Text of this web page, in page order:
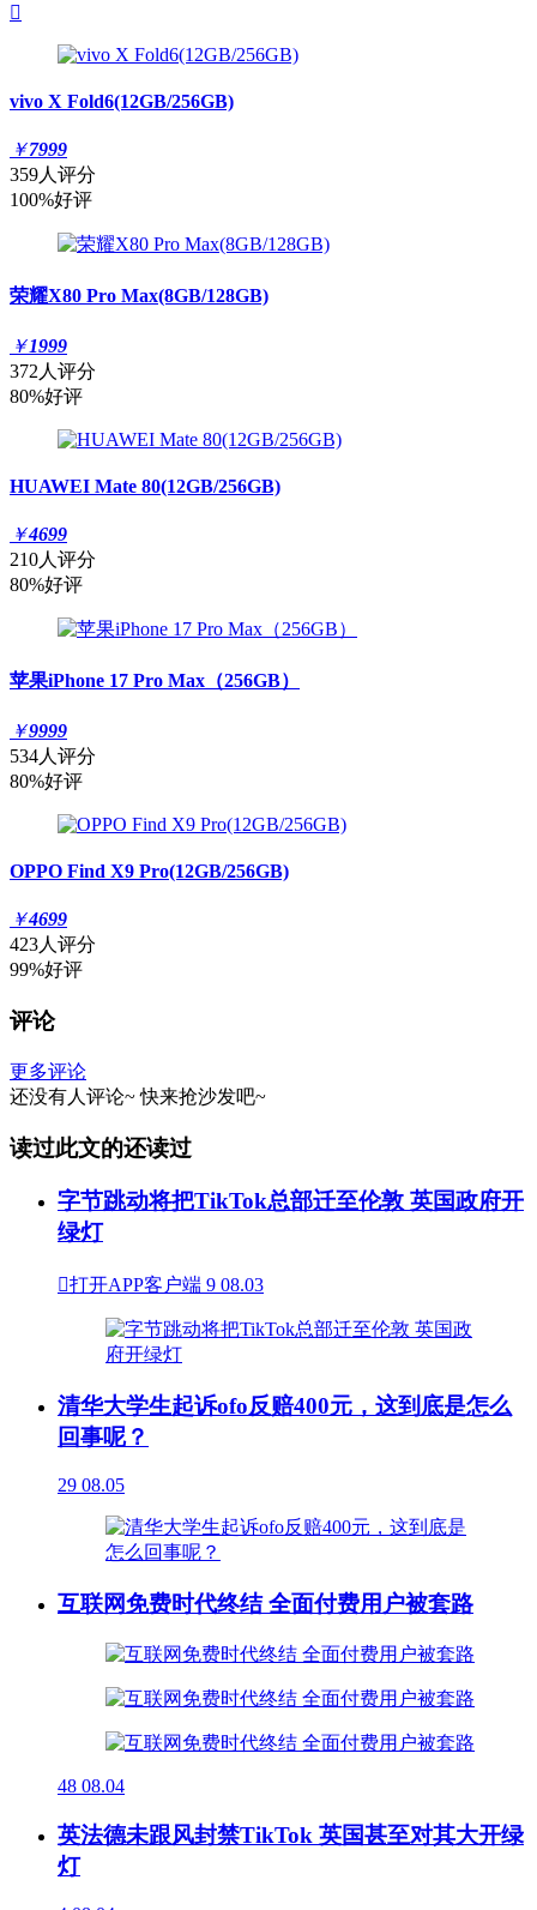

vivo X Fold6(12GB/256GB)
￥7999
359人评分
100%好评
荣耀X80 Pro Max(8GB/128GB)
￥1999
372人评分
80%好评
HUAWEI Mate 80(12GB/256GB)
￥4699
210人评分
80%好评
苹果iPhone 17 Pro Max（256GB）
￥9999
534人评分
80%好评
OPPO Find X9 Pro(12GB/256GB)
￥4699
423人评分
99%好评
评论
更多评论
还没有人评论~ 快来抢沙发吧~
读过此文的还读过
字节跳动将把TikTok总部迁至伦敦 英国政府开
绿灯
打开APP客户端 9 08.03
清华大学生起诉ofo反赔400元，这到底是怎么
回事呢？
29 08.05
互联网免费时代终结 全面付费用户被套路
48 08.04
英法德未跟风封禁TikTok 英国甚至对其大开绿
灯